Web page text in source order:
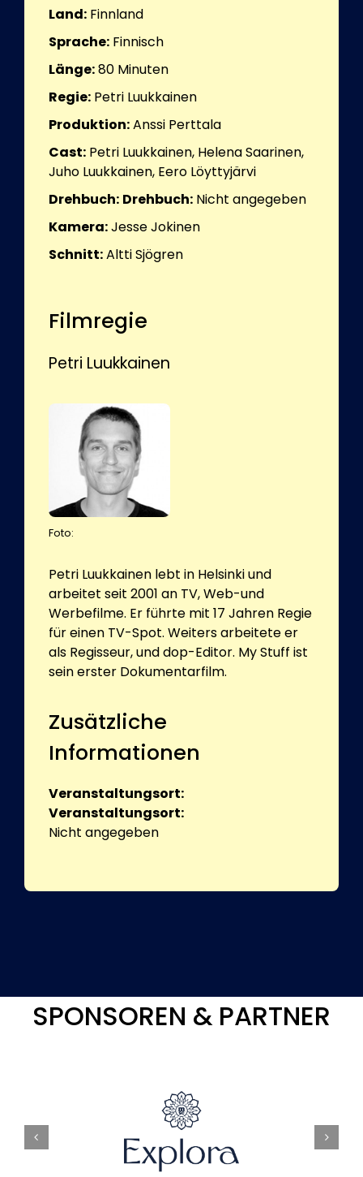
Land: Finnland
Sprache: Finnisch
Länge:80 Minuten
Regie: Petri Luukkainen
Produktion:Anssi Perttala
Cast: Petri Luukkainen, Helena Saarinen,
Juho Luukkainen, Eero Löyttyjärvi
Drehbuch: Drehbuch: Nicht angegeben
Kamera:Jesse Jokinen
Schnitt:Altti Sjögren
Filmregie
Petri Luukkainen
Foto:
Petri Luukkainen lebt in Helsinki und
arbeitet seit 2001 an TV, Web-und
Werbefilme. Er führte mit 17 Jahren Regie
für einen TV-Spot. Weiters arbeitete er
als Regisseur, und dop-Editor. My Stuff ist
sein erster Dokumentarfilm.
Zusätzliche
Informationen
Veranstaltungsort:
Veranstaltungsort:
Nicht angegeben
SPONSOREN & PARTNER